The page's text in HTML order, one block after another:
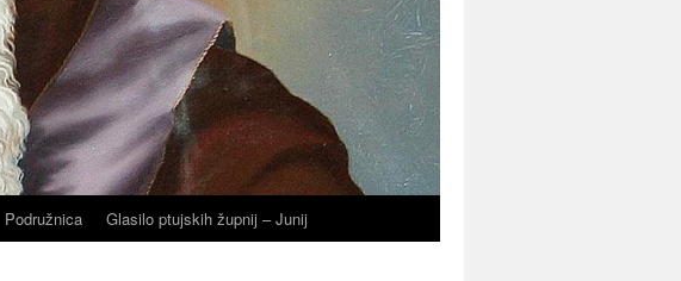
Podružnica Glasilo ptujskih župnij – Junij